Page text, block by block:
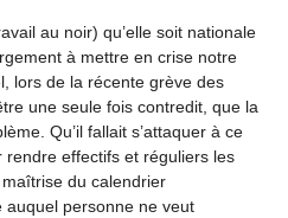
au noir) qu’elle soit nationale
à mettre en crise notre
lors de la récente grève des
une seule fois contredit, que la
Qu’il fallait s’attaquer à ce
effectifs et réguliers les
du calendrier
auquel personne ne veut